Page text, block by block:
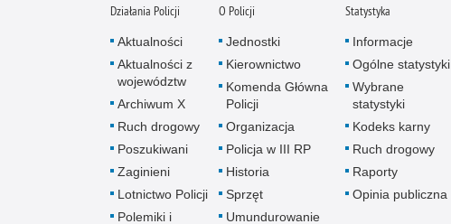
Działania Policji
Aktualności
Aktualności z
województw
Archiwum X
Ruch drogowy
Poszukiwani
Zaginieni
Lotnictwo Policji
Polemiki i
O Policji
Jednostki
Kierownictwo
Komenda Główna
Policji
Organizacja
Policja w III RP
Historia
Sprzęt
Umundurowanie
Statystyka
Informacje
Ogólne statystyki
Wybrane
statystyki
Kodeks karny
Ruch drogowy
Raporty
Opinia publiczna